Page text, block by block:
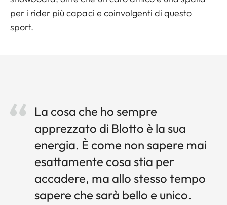
per i rider più capaci e coinvolgenti di questo
sport.
La cosa che ho sempre
apprezzato di Blotto è la sua
energia. È come non sapere mai
esattamente cosa stia per
accadere, ma allo stesso tempo
sapere che sarà bello e unico.